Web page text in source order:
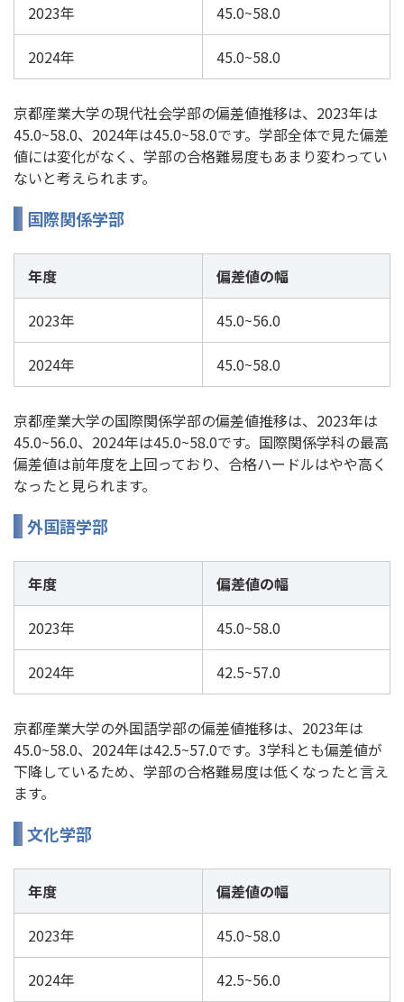
2023年 45.0~58.0
2024年 45.0~58.0
京都産業大学の現代社会学部の偏差値推移は、2023年は
45.0~58.0、2024年は45.0~58.0です。学部全体で見た偏差
値には変化がなく、学部の合格難易度もあまり変わってい
ないと考えられます。
国際関係学部
年度 偏差値の幅
2023年 45.0~56.0
2024年 45.0~58.0
京都産業大学の国際関係学部の偏差値推移は、2023年は
45.0~56.0、2024年は45.0~58.0です。国際関係学科の最高
偏差値は前年度を上回っており、合格ハードルはやや高く
なったと見られます。
外国語学部
年度 偏差値の幅
2023年 45.0~58.0
2024年 42.5~57.0
京都産業大学の外国語学部の偏差値推移は、2023年は
45.0~58.0、2024年は42.5~57.0です。3学科とも偏差値が
下降しているため、学部の合格難易度は低くなったと言え
ます。
文化学部
年度 偏差値の幅
2023年 45.0~58.0
2024年 42.5~56.0